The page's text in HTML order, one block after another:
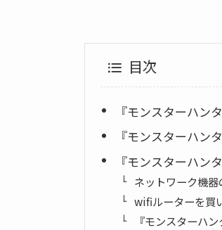
目次
『モンスターハン
『モンスターハン
『モンスターハン
ネットワーク機
wifiルーターを買
『モンスターハ